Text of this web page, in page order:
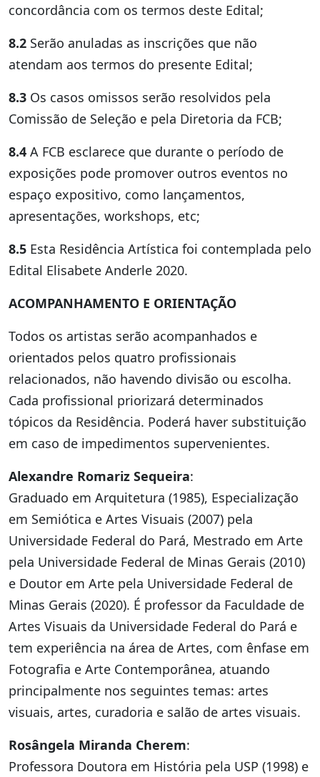
concordância com os termos deste Edital;
8.2 Serão anuladas as inscrições que não
atendam aos termos do presente Edital;
8.3 Os casos omissos serão resolvidos pela
Comissão de Seleção e pela Diretoria da FCB;
8.4 A FCB esclarece que durante o período de
exposições pode promover outros eventos no
espaço expositivo, como lançamentos,
apresentações, workshops, etc;
8.5 Esta Residência Artística foi contemplada pelo
Edital Elisabete Anderle 2020.
ACOMPANHAMENTO E ORIENTAÇÃO
Todos os artistas serão acompanhados e
orientados pelos quatro profissionais
relacionados, não havendo divisão ou escolha.
Cada profissional priorizará determinados
tópicos da Residência. Poderá haver substituição
em caso de impedimentos supervenientes.
Alexandre Romariz Sequeira:
Graduado em Arquitetura (1985), Especialização
em Semiótica e Artes Visuais (2007) pela
Universidade Federal do Pará, Mestrado em Arte
pela Universidade Federal de Minas Gerais (2010)
e Doutor em Arte pela Universidade Federal de
Minas Gerais (2020). É professor da Faculdade de
Artes Visuais da Universidade Federal do Pará e
tem experiência na área de Artes, com ênfase em
Fotografia e Arte Contemporânea, atuando
principalmente nos seguintes temas: artes
visuais, artes, curadoria e salão de artes visuais.
Rosângela Miranda Cherem:
Professora Doutora em História pela USP (1998) e